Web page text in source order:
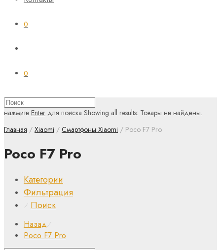
0
0
нажмите Enter для поиска Showing all results: Товары не найдены.
Главная / Xiaomi / Смартфоны Xiaomi / Poco F7 Pro
Poco F7 Pro
Категории
Фильтрация
⁄ Поиск
Назад⁄
Poco F7 Pro